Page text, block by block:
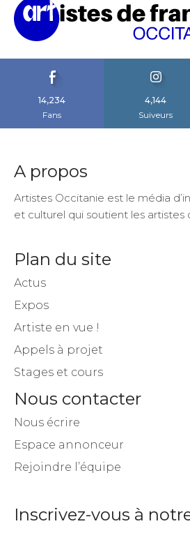
14,234
Fans
4,144
Suiveurs
A propos
Artistes Occitanie est le média
et culturel qui soutient les artistes
Plan du site
Actus
Expos
Artiste en vue !
Appels à projet
Stages et cours
Nous contacter
Nous écrire
Espace annonceur
Rejoindre l’équipe
Inscrivez-vous à